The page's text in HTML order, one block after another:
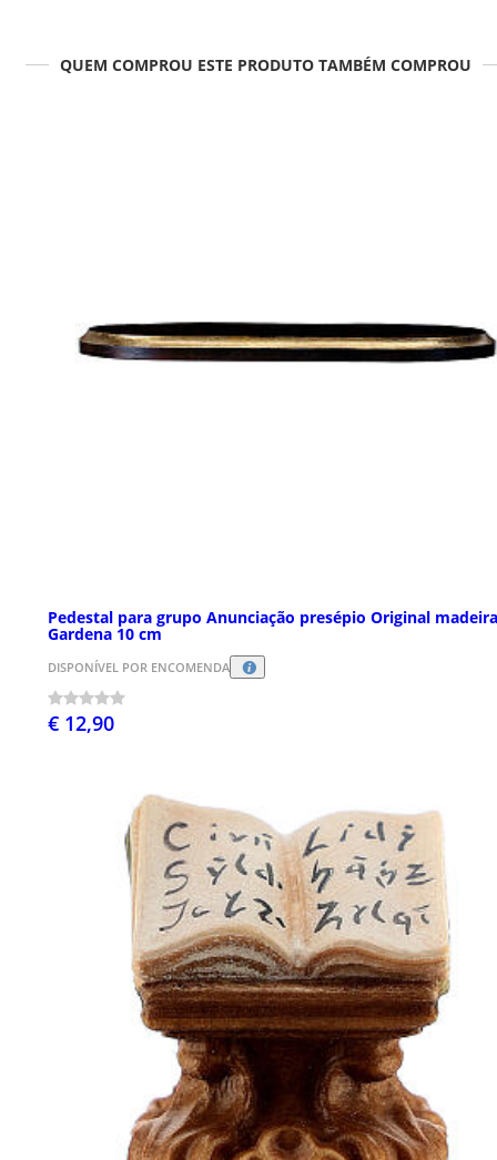
QUEM COMPROU ESTE PRODUTO TAMBÉM COMPROU
Pedestal para grupo Anunciação presépio Original
Gardena 10 cm
DISPONÍVEL POR ENCOMENDA
€ 12,90